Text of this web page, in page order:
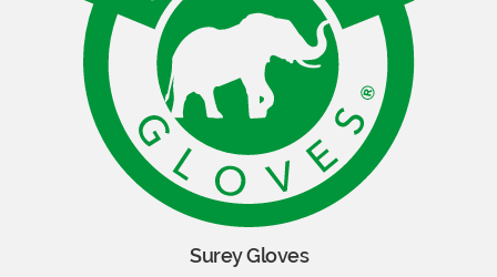
Surey Gloves